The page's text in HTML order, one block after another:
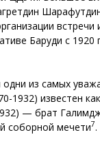
Баруди с 1920
одни из самых
1932) известен
— брат
соборной мечети7.